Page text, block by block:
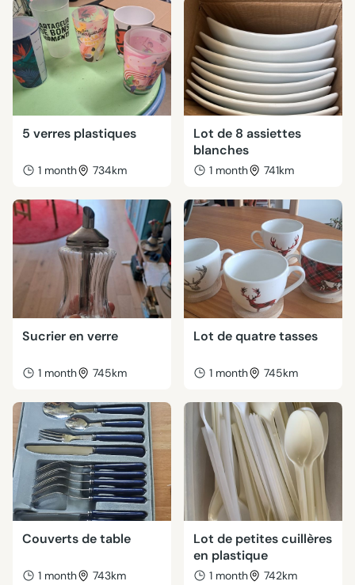
5 verres plastiques
1 month 734km
Lot de 8 assiettes
blanches
1 month 741km
Sucrier en verre
1 month 745km
Lot de quatre tasses
1 month 745km
Couverts de table
1 month 743km
Lot de petites cuillères
en plastique
1 month 742km